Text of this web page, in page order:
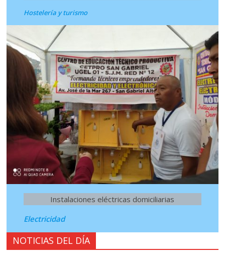
Hostelería y turismo
Instalaciones eléctricas domiciliarias
Electricidad
NOTICIAS DEL DÍA